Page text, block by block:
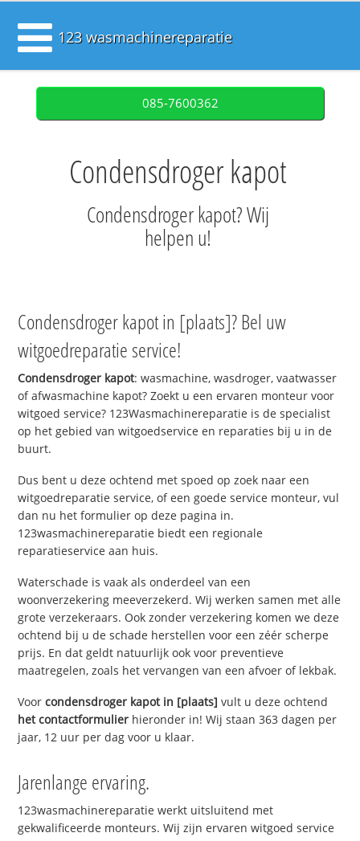
123 wasmachinereparatie
085-7600362
Condensdroger kapot
Condensdroger kapot? Wij
helpen u!
Condensdroger kapot in [plaats]? Bel uw
witgoedreparatie service!
Condensdroger kapot: wasmachine, wasdroger, vaatwasser
of afwasmachine kapot? Zoekt u een ervaren monteur voor
witgoed service? 123Wasmachinereparatie is de specialist
op het gebied van witgoedservice en reparaties bij u in de
buurt.
Dus bent u deze ochtend met spoed op zoek naar een
witgoedreparatie service, of een goede service monteur, vul
dan nu het formulier op deze pagina in.
123wasmachinereparatie biedt een regionale
reparatieservice aan huis.
Waterschade is vaak als onderdeel van een
woonverzekering meeverzekerd. Wij werken samen met alle
grote verzekeraars. Ook zonder verzekering komen we deze
ochtend bij u de schade herstellen voor een zéér scherpe
prijs. En dat geldt natuurlijk ook voor preventieve
maatregelen, zoals het vervangen van een afvoer of lekbak.
Voorcondensdroger kapot in [plaats] vult u deze ochtend
het contactformulier hieronder in! Wij staan 363 dagen per
jaar, 12 uur per dag voor u klaar.
Jarenlange ervaring.
123wasmachinereparatie werkt uitsluitend met
gekwalificeerde monteurs. Wij zijn ervaren witgoed service